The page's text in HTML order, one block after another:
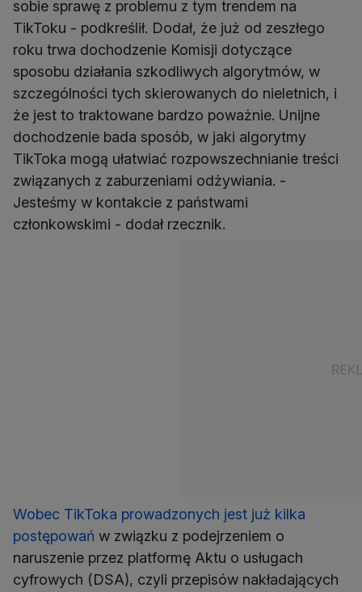
sobie sprawę z problemu z tym trendem na
TikToku - podkreślił. Dodał, że już od zeszłego
roku trwa dochodzenie Komisji dotyczące
sposobu działania szkodliwych algorytmów, w
szczególności tych skierowanych do nieletnich, i
że jest to traktowane bardzo poważnie. Unijne
dochodzenie bada sposób, w jaki algorytmy
TikToka mogą ułatwiać rozpowszechnianie treści
związanych z zaburzeniami odżywiania. -
Jesteśmy w kontakcie z państwami
członkowskimi - dodał rzecznik.
Wobec TikToka prowadzonych jest już kilka
postępowań w związku z podejrzeniem o
naruszenie przez platformę Aktu o usługach
cyfrowych (DSA), czyli przepisów nakładających